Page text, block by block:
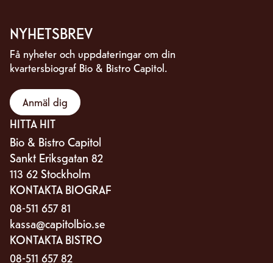
NYHETSBREV
Få nyheter och uppdateringar om din
kvartersbiograf Bio & Bistro Capitol.
Anmäl dig
HITTA HIT
Bio & Bistro Capitol
Sankt Eriksgatan 82
113 62 Stockholm
KONTAKTA BIOGRAF
08-511 657 81
kassa@capitolbio.se
KONTAKTA BISTRO
08-511 657 82